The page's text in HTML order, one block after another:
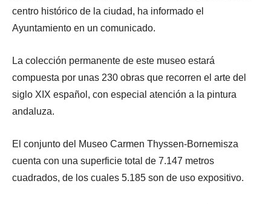
centro histórico de la ciudad, ha informado el
Ayuntamiento en un comunicado.
La colección permanente de este museo estará
compuesta por unas 230 obras que recorren el arte del
siglo XIX español, con especial atención a la pintura
andaluza.
El conjunto del Museo Carmen Thyssen-Bornemisza
cuenta con una superficie total de 7.147 metros
cuadrados, de los cuales 5.185 son de uso expositivo.